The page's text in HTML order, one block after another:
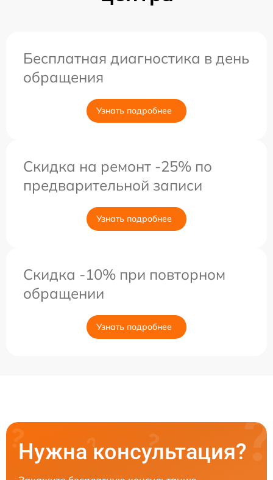
Бесплатная диагностика в день
обращения
Узнать подробнее
Скидка на ремонт -25% по
предварительной записи
Узнать подробнее
Скидка -10% при повторном
обращении
Узнать подробнее
Нужна консультация?